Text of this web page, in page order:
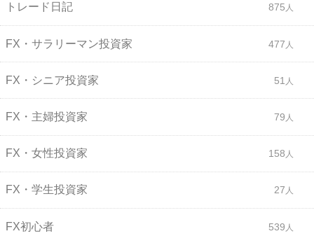
トレード日記 875
FX・サラリーマン投資家 477
FX・シニア投資家 51
FX・主婦投資家 79
FX・女性投資家 158
FX・学生投資家 27
FX初心者 539